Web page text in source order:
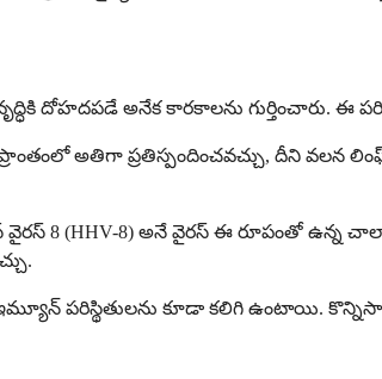
దోహదపడే అనేక కారకాలను గుర్తించారు. ఈ
అతిగా ప్రతిస్పందించవచ్చు, దీని వలన
వైరస్ 8 (HHV-8) అనే వైరస్ ఈ రూపంతో
పరిస్థితులను కూడా కలిగి ఉంటాయి.